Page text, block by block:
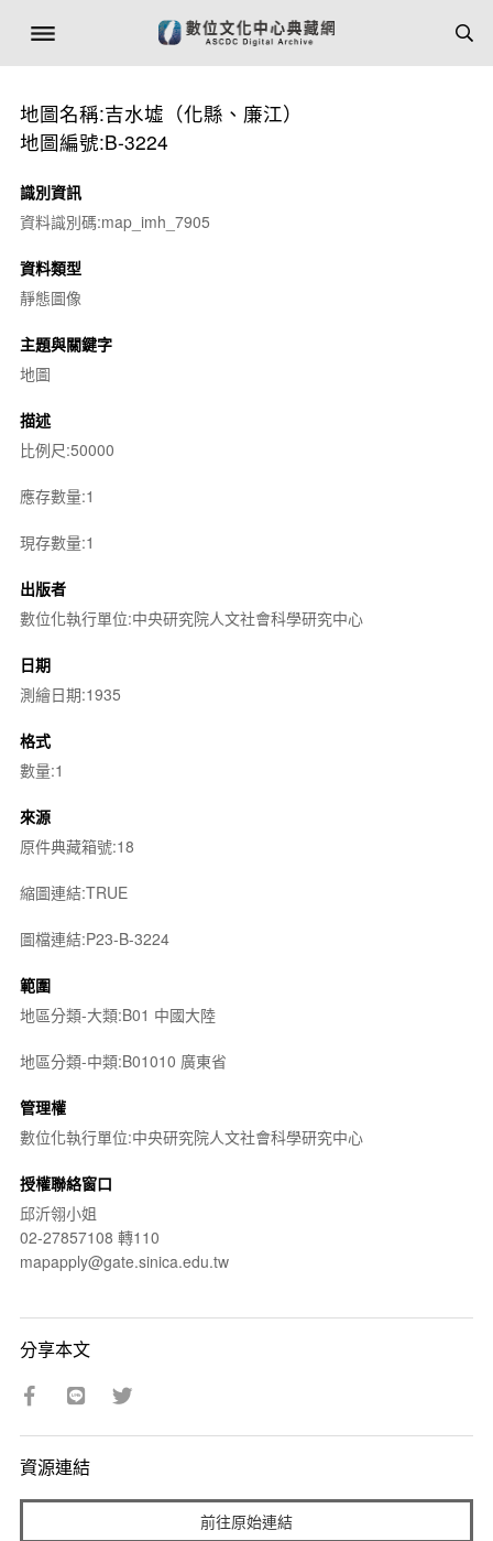
地圖名稱:吉水墟（化縣、廉江）
地圖編號:B-3224
識別資訊
資料識別碼:map_imh_7905
資料類型
靜態圖像
主題與關鍵字
地圖
描述
比例尺:50000
應存數量:1
現存數量:1
出版者
數位化執行單位:中央研究院人文社會科學研究中心
日期
測繪日期:1935
格式
數量:1
來源
原件典藏箱號:18
縮圖連結:TRUE
圖檔連結:P23-B-3224
範圍
地區分類-大類:B01 中國大陸
地區分類-中類:B01010 廣東省
管理權
數位化執行單位:中央研究院人文社會科學研究中心
授權聯絡窗口
邱沂翎小姐
02-27857108 轉110
mapapply@gate.sinica.edu.tw
分享本文
資源連結
前往原始連結